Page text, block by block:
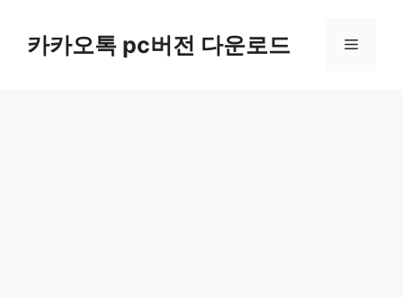
카카오톡 pc버전 다운로드 메